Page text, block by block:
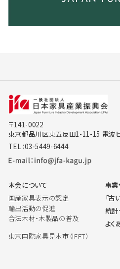
〒141-0022
東京都品川区東五反田1-11-15 電波
TEL：03-5449-6444
本会について
国産家具表示の認定
輸出活動の促進
合法木材・木製品の普及
東京国際家具見本市（IFFT）
事
「古
統計
よく